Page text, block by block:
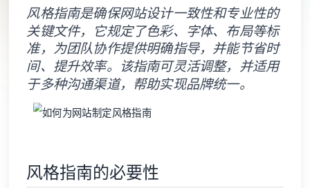
风格指南是确保网站设计一致性和专业性的
关键文件，它规定了色彩、字体、布局等标
准，为团队协作提供明确指导，并能节省时
间、提升效率。该指南可灵活调整，并适用
于多种沟通渠道，帮助实现品牌统一。
风格指南的必要性